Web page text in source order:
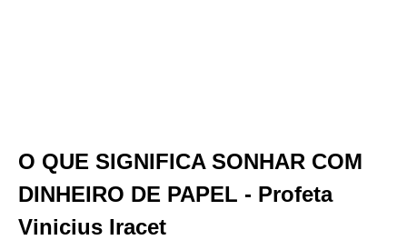
O QUE SIGNIFICA SONHAR COM
DINHEIRO DE PAPEL - Profeta
Vinicius Iracet